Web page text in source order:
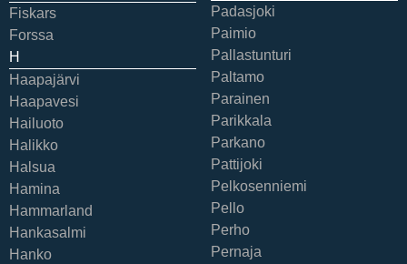
Fiskars
Forssa
H
Haapajärvi
Haapavesi
Hailuoto
Halikko
Halsua
Hamina
Hammarland
Hankasalmi
Hanko
Padasjoki
Paimio
Pallastunturi
Paltamo
Parainen
Parikkala
Parkano
Pattijoki
Pelkosenniemi
Pello
Perho
Pernaja